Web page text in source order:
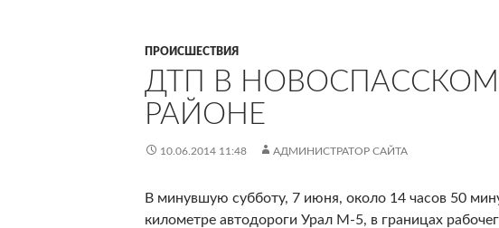
ПРОИСШЕСТВИЯ
ДТП В НОВОСПАССКОМ
РАЙОНЕ
10.06.2014 11:48 АДМИНИСТРАТОР САЙТА
В минувшую субботу, 7 июня, около 14 часов 50
километре автодороги Урал М-5, в границах